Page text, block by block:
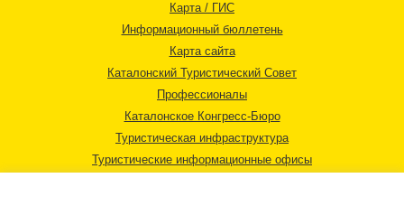
Карта / ГИС
Информационный бюллетень
Карта сайта
Каталонский Туристический Совет
Профессионалы
Каталонское Конгресс-Бюро
Туристическая инфраструктура
Туристические информационные офисы